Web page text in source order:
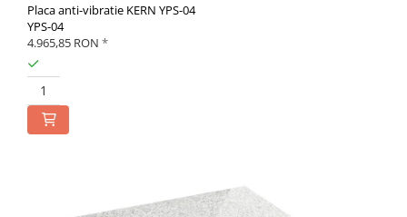
Placa anti-vibratie KERN YPS-04
YPS-04
4.965,85 RON *